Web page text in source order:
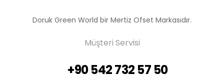
Doruk Green World bir Mertiz Ofset Markasıdır.
Müşteri Servisi
+90 542 732 57 50